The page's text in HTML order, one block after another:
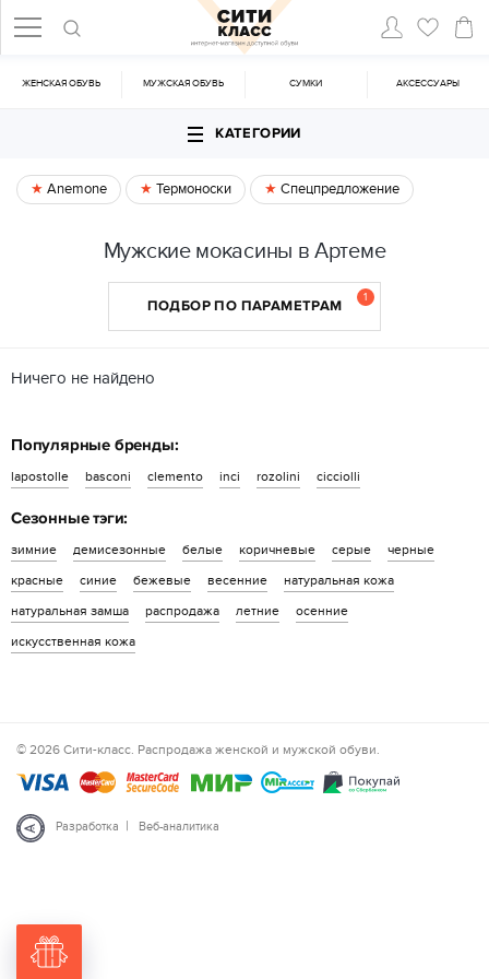
ЖЕНСКАЯ ОБУВЬ МУЖСКАЯ ОБУВЬ CУМКИ АКСЕССУАРЫ
КАТЕГОРИИ
Anemone Термоноски Спецпредложение
Мужские мокасины в Артеме
ПОДБОР ПО ПАРАМЕТРАМ 1
Ничего не найдено
Популярные бренды:
lapostolle basconi clemento inci rozolini cicciolli
Сезонные тэги:
зимние демисезонные белые коричневые серые
черные
красные
синие бежевые весенние
натуральная кожа
натуральная замша
распродажа летние
осенние
искусственная кожа
© 2026 Сити-класс. Распродажа женской и мужской обуви.
Разработка | Веб-аналитика